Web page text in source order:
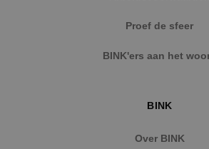
Proef de sfeer
BINK'ers aan het
BINK
Over BINK
Strikt noodzakelijke cookies maken de
website kan niet goed worden gebruikt